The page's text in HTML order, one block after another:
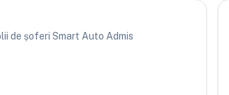
de șoferi Smart Auto Admis